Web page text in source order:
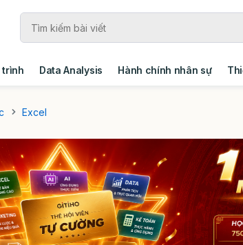
trình Data Analysis Hành chính nhân sự
Excel